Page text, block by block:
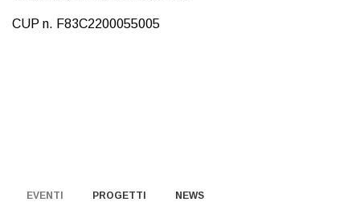
CUP n. F83C2200055005
EVENTI PROGETTI NEWS